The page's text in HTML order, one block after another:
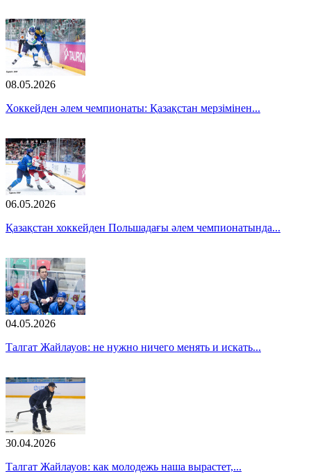
08.05.2026
Хоккейден әлем чемпионаты: Қазақстан мерзімінен...
06.05.2026
Қазақстан хоккейден Польшадағы әлем чемпионатында...
04.05.2026
Талгат Жайлауов: не нужно ничего менять и искать...
30.04.2026
Талгат Жайлауов: как молодежь наша вырастет,...